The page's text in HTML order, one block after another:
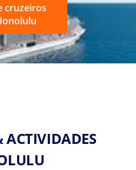
cruzeiros
ACTIVIDADES